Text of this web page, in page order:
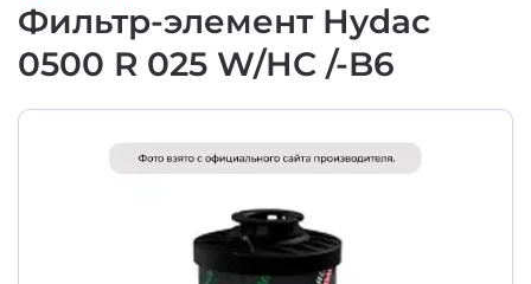
Фильтр-элемент Hydac
0500 R 025 W/HC /-B6